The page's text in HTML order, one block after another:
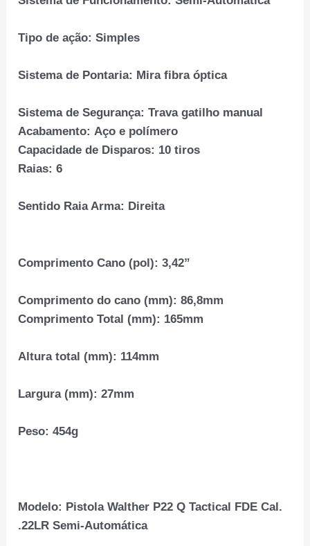
Tipo de ação: Simples
Sistema de Pontaria: Mira fibra óptica
Sistema de Segurança:Trava gatilho manual
Acabamento: Aço e polímero
Capacidade de Disparos: 10 tiros
Raias: 6
Sentido Raia Arma: Direita
Comprimento Cano (pol): 3,42”
Comprimento do cano (mm): 86,8mm
Comprimento Total (mm): 165mm
Altura total (mm): 114mm
Largura (mm): 27mm
Peso: 454g
Modelo: Pistola Walther P22 Q Tactical FDE Cal.
.22LR Semi-Automática